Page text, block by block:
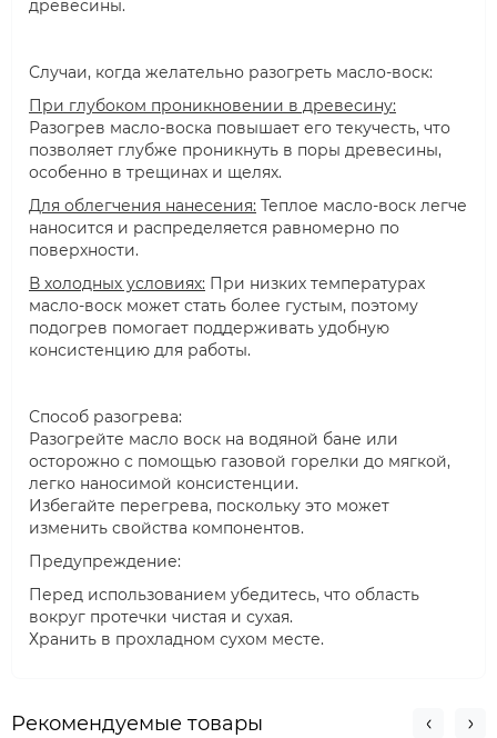
древесины.
Случаи, когда желательно разогреть масло-воск:
При глубоком проникновении в древесину:
Разогрев масло-воска повышает его текучесть, что
позволяет глубже проникнуть в поры древесины,
особенно в трещинах и щелях.
Для облегчения нанесения: Теплое масло-воск легче
наносится и распределяется равномерно по
поверхности.
В холодных условиях: При низких температурах
масло-воск может стать более густым, поэтому
подогрев помогает поддерживать удобную
консистенцию для работы.
Способ разогрева:
Разогрейте масло воск на водяной бане или
осторожно с помощью газовой горелки до мягкой,
легко наносимой консистенции.
Избегайте перегрева, поскольку это может
изменить свойства компонентов.
Предупреждение:
Перед использованием убедитесь, что область
вокруг протечки чистая и сухая.
Хранить в прохладном сухом месте.
Рекомендуемые товары